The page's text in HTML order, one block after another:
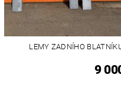
LEMY ZADNÍHO
9